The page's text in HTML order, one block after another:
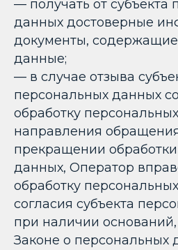
— получать от субъекта
данных достоверные
документы,
данные;
— в случае отзыва
персональных данных
обработку
направления
прекращении
данных, Оператор
обработку
согласия субъекта
при наличии оснований,
Законе о персональных